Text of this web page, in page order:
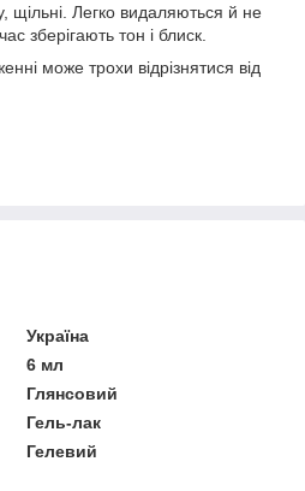
щільні. Легко видаляються й не
зберігають тон і блиск.
може трохи відрізнятися від
Україна
6 мл
Глянсовий
Гель-лак
Гелевий